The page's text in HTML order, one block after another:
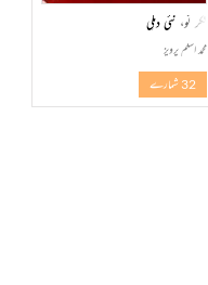
فکر نو، نئی دہلی
محمد اسلم پرویز
32 شمارے